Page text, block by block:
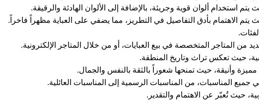
يتم استخدام ألوان قوية وجريئة، بالإضافة إلى الألوان الهادئة والرقيقة.
الاهتمام بأدق التفاصيل في التطريز، مما يضفي على العباية مظهراً فاخراً.
المتاجر المتخصصة في بيع العبايات، أو من خلال المتاجر الإلكترونية.
حيث تعكس تراث وتاريخ المنطقة.
وأنيقة، حيث تمنحها شعوراً بالثقة بالنفس والجمال.
المناسبات، من المناسبات الرسمية إلى المناسبات العائلية.
حيث تُعبّر عن الاهتمام والتقدير.